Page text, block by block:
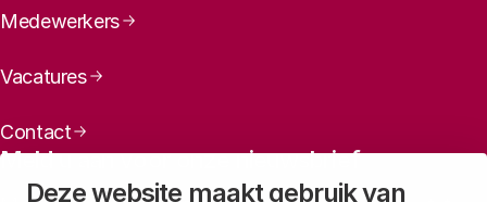
Deze website maakt gebruik van
het Rathenau Instituut organiseerde, is gebleken
dat er brede consensus is dat de huidige focus op
alternatieven niet zal leiden tot het verdwijnen van
Medewerkers
Vacatures
Contact
Meld u aan voor onze nieuwsbrief